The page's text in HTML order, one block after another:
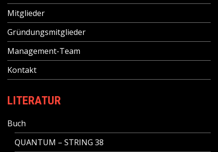
Mitglieder
Gründungsmitglieder
Management-Team
Kontakt
LITERATUR
Buch
QUANTUM – STRING 38